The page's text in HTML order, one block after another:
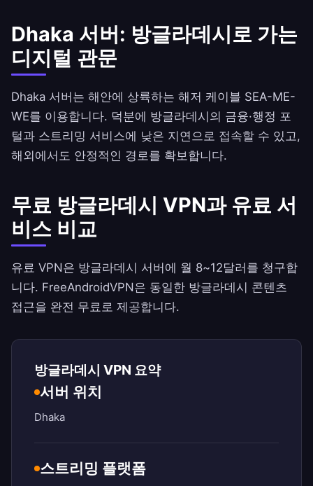
Dhaka 서버: 방글라데시로 가는
디지털 관문
Dhaka 서버는 해안에 상륙하는 해저 케이블 SEA-ME-
WE를 이용합니다. 덕분에 방글라데시의 금융·행정 포
털과 스트리밍 서비스에 낮은 지연으로 접속할 수 있고,
해외에서도 안정적인 경로를 확보합니다.
무료 방글라데시 VPN과 유료 서
비스 비교
유료 VPN은 방글라데시 서버에 월 8~12달러를 청구합
니다. FreeAndroidVPN은 동일한 방글라데시 콘텐츠
접근을 완전 무료로 제공합니다.
방글라데시 VPN 요약
서버 위치
Dhaka
스트리밍 플랫폼